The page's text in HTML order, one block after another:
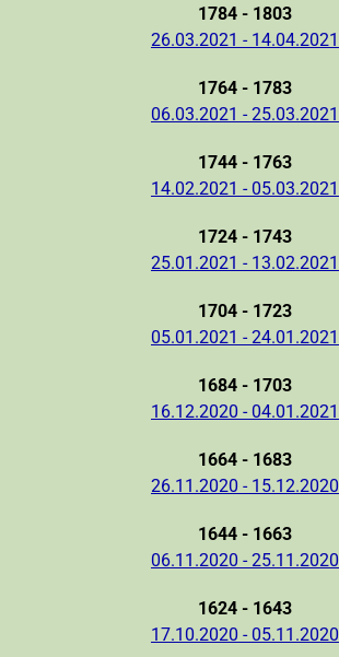
1784 - 1803
26.03.2021 - 14.04.2021
1764 - 1783
06.03.2021 - 25.03.2021
1744 - 1763
14.02.2021 - 05.03.2021
1724 - 1743
25.01.2021 - 13.02.2021
1704 - 1723
05.01.2021 - 24.01.2021
1684 - 1703
16.12.2020 - 04.01.2021
1664 - 1683
26.11.2020 - 15.12.2020
1644 - 1663
06.11.2020 - 25.11.2020
1624 - 1643
17.10.2020 - 05.11.2020